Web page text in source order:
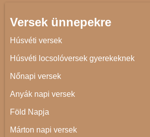
Versek ünnepekre
Húsvéti versek
Húsvéti locsolóversek gyerekeknek
Nőnapi versek
Anyák napi versek
Föld Napja
Márton napi versek